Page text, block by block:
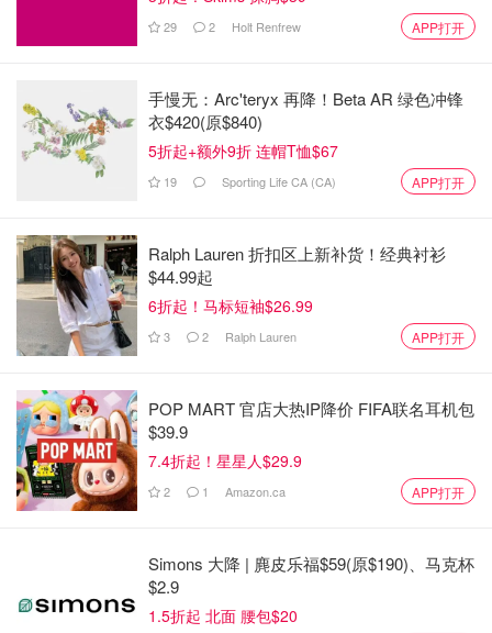
29 2 Holt Renfrew APP打开
手慢无：Arc'teryx 再降！Beta AR 绿色冲锋
衣$420(原$840)
5折起+额外9折 连帽T恤$67
19 Sporting Life CA (CA) APP打开
Ralph Lauren 折扣区上新补货！经典衬衫
$44.99起
6折起！马标短袖$26.99
3 2 Ralph Lauren APP打开
POP MART 官店大热IP降价 FIFA联名耳机包
$39.9
7.4折起！星星人$29.9
2 1 Amazon.ca APP打开
Simons 大降 | 麂皮乐福$59(原$190)、马克杯
$2.9
1.5折起 北面 腰包$20